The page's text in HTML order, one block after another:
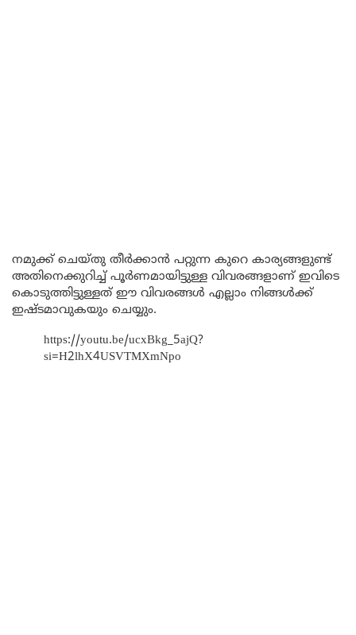
നമുക്ക് ചെയ്തു തീർക്കാൻ പറ്റുന്ന കുറെ കാര്യങ്ങളുണ്ട്
അതിനെക്കുറിച്ച് പൂർണമായിട്ടുള്ള വിവരങ്ങളാണ് ഇവിടെ
കൊടുത്തിട്ടുള്ളത് ഈ വിവരങ്ങൾ എല്ലാം നിങ്ങൾക്ക്
ഇഷ്ടമാവുകയും ചെയ്യും.
https://youtu.be/ucxBkg_5ajQ?
si=H2lhX4USVTMXmNpo